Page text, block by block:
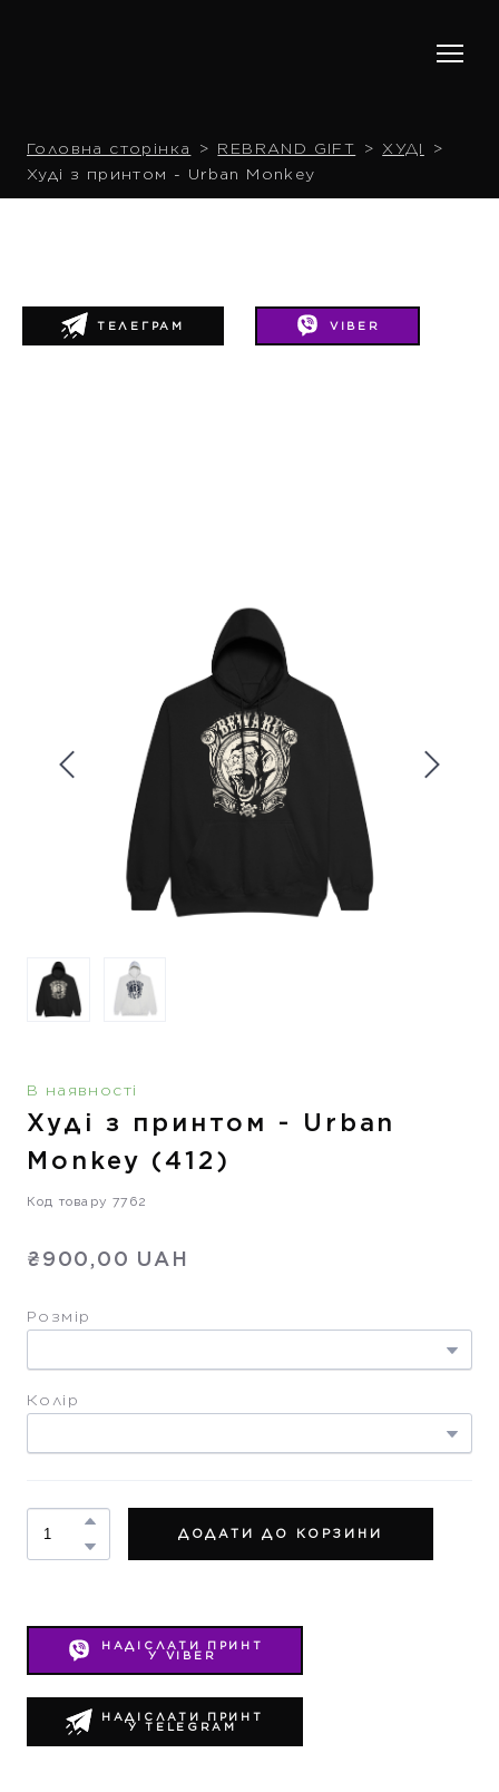
Головна сторінка REBRAND GIFT
ХУДІ
Худі з принтом - Urban Monkey
VIBER
ТЕЛЕГРАМ
В наявності
Худі з принтом - Urban
Monkey (412)
Код товару 7762
₴900,00 UAH
Розмір
Колір
ДОДАТИ ДО КОРЗИНИ
НАДІСЛАТИ ПРИНТ
У VIBER
НАДІСЛАТИ ПРИНТ
У TELEGRAM